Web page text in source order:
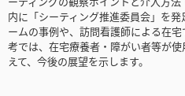
内に「シーティング推進委員会」を
ームの事例や、訪問看護師による在
考では、在宅療養者・障がい者等が
えて、今後の展望を示します。